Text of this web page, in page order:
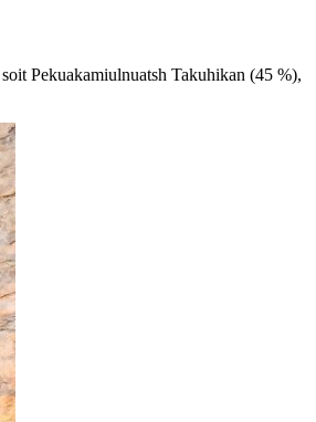
Pekuakamiulnuatsh Takuhikan (45 %),